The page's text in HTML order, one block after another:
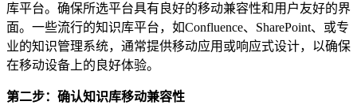
库平台。确保所选平台具有良好的移动兼容性和用户友好的界
面。一些流行的知识库平台，如Confluence、SharePoint、或专
业的知识管理系统，通常提供移动应用或响应式设计，以确保
在移动设备上的良好体验。
第二步：确认知识库移动兼容性